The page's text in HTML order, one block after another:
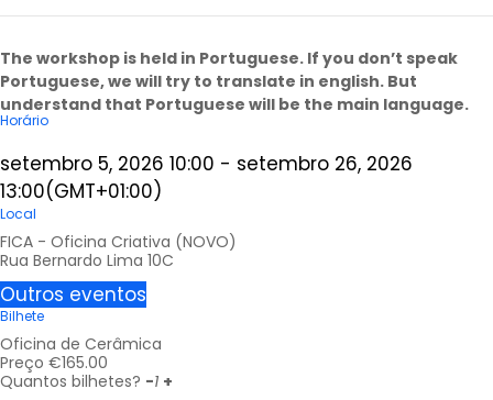
The workshop is held in Portuguese. If you don’t speak
Portuguese, we will try to translate in english. But
understand that Portuguese will be the main language.
Horário
setembro 5, 2026 10:00 - setembro 26, 2026
13:00(GMT+01:00)
Local
FICA - Oficina Criativa (NOVO)
Rua Bernardo Lima 10C
Outros eventos
Bilhete
Oficina de Cerâmica
Preço €165.00
Quantos bilhetes? -1 +